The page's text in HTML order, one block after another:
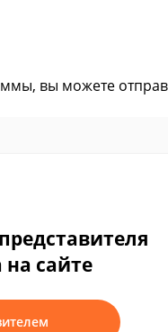
вы можете
сайте